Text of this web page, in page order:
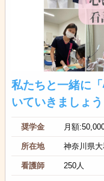
私たちと一緒に
いていきましょう
奨学金 月額
所在地 神奈川県
看護師 250人